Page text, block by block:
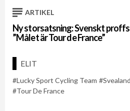
ARTIKEL
Ny storsatsning: Svenskt
”Målet är Tour de France”
ELIT
Lucky Sport Cycling Team
Tour De France